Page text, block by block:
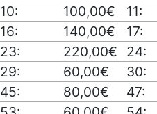
10: 100,00€ 11:
16: 140,00€ 17:
23: 220,00€ 24:
29: 60,00€ 30:
45: 80,00€ 47: